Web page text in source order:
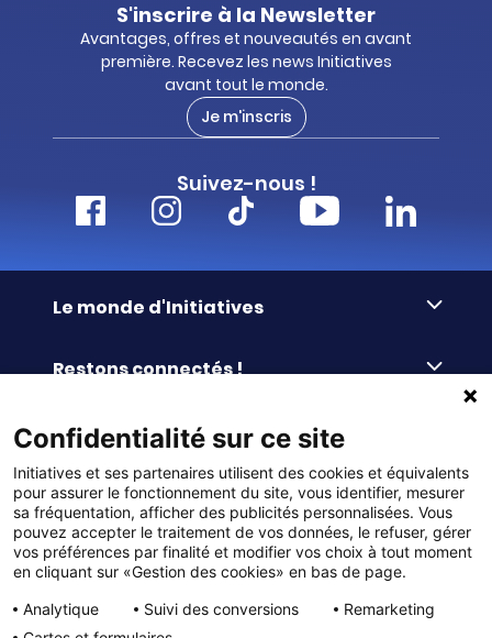
S'inscrire à la Newsletter
Avantages, offres et nouveautés en avant
première. Recevez les news Initiatives
avant tout le monde.
Je m'inscris
Suivez-nous !
Le monde d'Initiatives
Le Fond’Actions Initiatives
Enquête de satisfaction
Restons connectés !
Le blog
La newsletter
Commander facilement
Commande par référence
Catalogues à télécharger
Panier
La livraison
Le paiement
Services & FAQ
Reprise des invendus
Paiement différé sans frais
100% Satisfait ou Remboursé
Liens pratiques
© DMP Initiatives 10 avenue Georges Auric - 72021
LE MANS CEDEX 2
Initiatives est le spécialiste français des solutions de
Confidentialité sur ce site
Initiatives et ses partenaires utilisent des cookies et équivalents
pour assurer le fonctionnement du site, vous identifier, mesurer
sa fréquentation, afficher des publicités personnalisées. Vous
pouvez accepter le traitement de vos données, le refuser, gérer
vos préférences par finalité et modifier vos choix à tout moment
en cliquant sur «Gestion des cookies» en bas de page.
Analytique
Suivi des conversions
Remarketing